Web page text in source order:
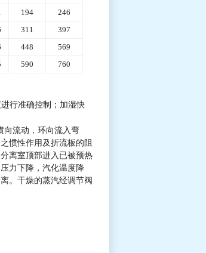
194
246
311
397
448
569
590 760
行准确控制；加湿快
流动，环向流入弯
惯性作用及折流板的阻
离室顶部进入已被预热
力下降，汽化温度降
。干燥的蒸汽经调节阀